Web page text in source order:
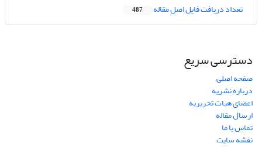
تعداد دریافت فایل اصل مقاله 487
دسترسی سریع
صفحه اصلی
درباره نشریه
اعضای هیات تحریریه
ارسال مقاله
تماس با ما
نقشه سایت